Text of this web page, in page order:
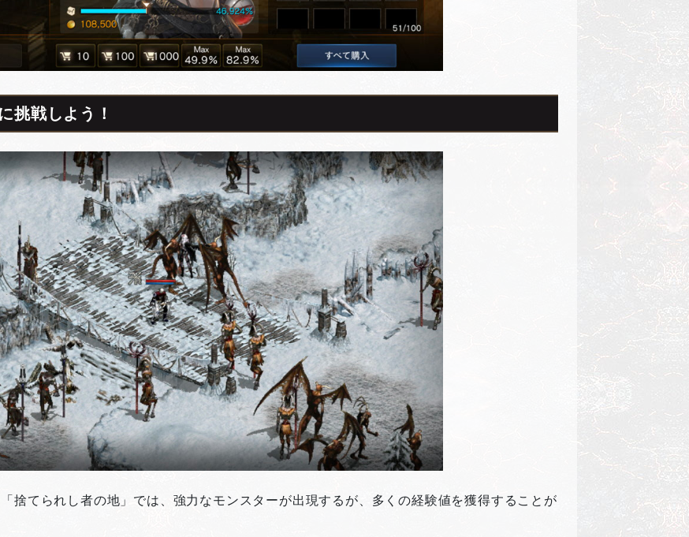
挑戦しよう！
捨てられし者の地」では、強力なモンスターが出現するが、多くの経験値を獲得することが